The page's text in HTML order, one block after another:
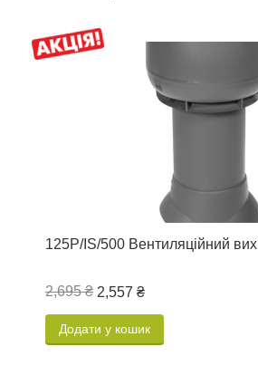
125P/IS/500 Вентиляційний
2,695 ₴ 2,557 ₴
Додати у кошик